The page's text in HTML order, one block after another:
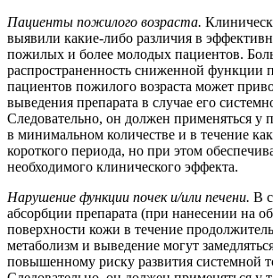
Пациенты пожилого возраста.
выявили какие-либо различия в
пожилых и более молодых пациентов.
распространенность сниженной функции
пациентов пожилого возраста может
выведения препарата в случае его
Следовательно, он должен применяться у
в минимальном количестве и в течение
короткого периода, но при этом
необходимого клинического эффекта.
Нарушение функции почек и/или печени. В
абсорбции препарата (при нанесении на
поверхности кожи в течение
метаболизм и выведение могут
повышенному риску развития системной